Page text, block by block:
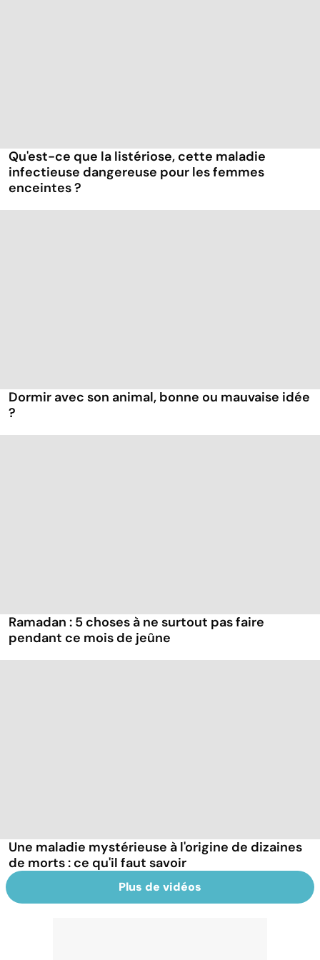
Qu'est-ce que la listériose, cette maladie
infectieuse dangereuse pour les femmes
enceintes ?
Dormir avec son animal, bonne ou mauvaise idée
?
Ramadan : 5 choses à ne surtout pas faire
pendant ce mois de jeûne
Une maladie mystérieuse à l'origine de dizaines
de morts : ce qu'il faut savoir
Plus de vidéos